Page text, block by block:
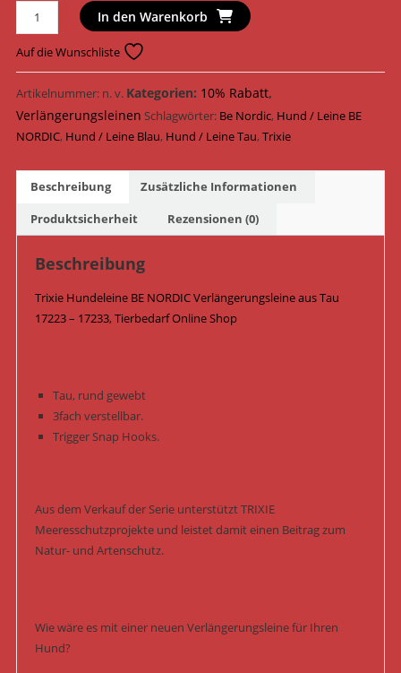
Trixie
Hundeleine
BE
NORDIC
Verlängerungsleine
Tau
17223
17233
Dunkelblau/Hellblau
Menge
In den Warenkorb
Auf die Wunschliste
Artikelnummer: n. v. Kategorien: 10% Rabatt,
Verlängerungsleinen Schlagwörter: Be Nordic, Hund / Leine BE
NORDIC, Hund / Leine Blau, Hund / Leine Tau,Trixie
Beschreibung
Zusätzliche Informationen
Produktsicherheit
Rezensionen (0)
Beschreibung
Trixie Hundeleine BE NORDIC Verlängerungsleine aus Tau
17223 – 17233, Tierbedarf Online Shop
Tau, rund gewebt
3fach verstellbar.
Trigger Snap Hooks.
Aus dem Verkauf der Serie unterstützt TRIXIE
Meeresschutzprojekte und leistet damit einen Beitrag zum
Natur- und Artenschutz.
Wie wäre es mit einer neuen Verlängerungsleine für Ihren
Hund?